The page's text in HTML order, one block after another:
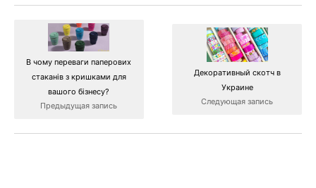
В чому переваги паперових
стаканів з кришками для
вашого бізнесу?
Предыдущая запись
Декоративный скотч в
Украине
Следующая запись